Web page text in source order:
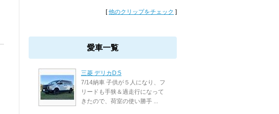
[他のクリップをチェック ]
愛車一覧
三菱 デリカD:5
7/14納車 子供が５人になり、フ
リードも手狭＆過走行になって
きたので、荷室の使い勝手 ...